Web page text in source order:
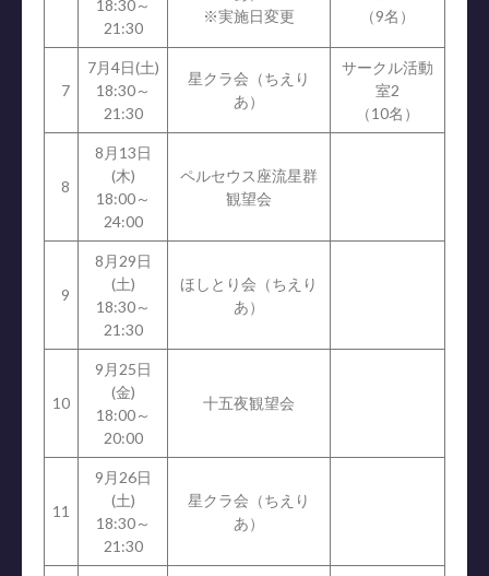
18:30～
21:30
※実施日変更
（9名）
7
7月4日(土)
18:30～
21:30
星クラ会（ちえり
あ）
サークル活動
室2
（10名）
8
8月13日
(木)
18:00～
24:00
ペルセウス座流星群
観望会
9
8月29日
(土)
18:30～
21:30
ほしとり会（ちえり
あ）
10
9月25日
(金)
18:00～
20:00
十五夜観望会
11
9月26日
(土)
18:30～
21:30
星クラ会（ちえり
あ）